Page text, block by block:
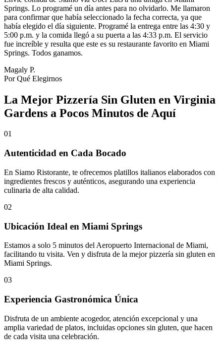
Springs. Lo programé un día antes para no olvidarlo. Me llamaron
para confirmar que había seleccionado la fecha correcta, ya que
había elegido el día siguiente. Programé la entrega entre las 4:30 y
5:00 p.m. y la comida llegó a su puerta a las 4:33 p.m. El servicio
fue increíble y resulta que este es su restaurante favorito en Miami
Springs. Todos ganamos.
Magaly P.
Por Qué Elegirnos
La Mejor Pizzería Sin Gluten en Virginia
Gardens a Pocos Minutos de Aquí
01
Autenticidad en Cada Bocado
En Siamo Ristorante, te ofrecemos platillos italianos elaborados con
ingredientes frescos y auténticos, asegurando una experiencia
culinaria de alta calidad.
02
Ubicación Ideal en Miami Springs
Estamos a solo 5 minutos del Aeropuerto Internacional de Miami,
facilitando tu visita. Ven y disfruta de la mejor pizzería sin gluten en
Miami Springs.
03
Experiencia Gastronómica Única
Disfruta de un ambiente acogedor, atención excepcional y una
amplia variedad de platos, incluidas opciones sin gluten, que hacen
de cada visita una celebración.